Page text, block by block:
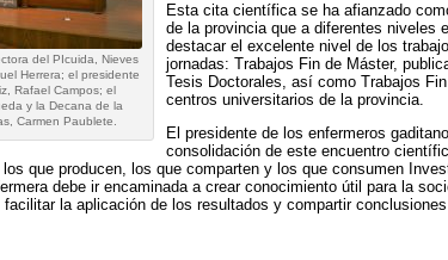
del PIcuida, Nieves
Herrera; el presidente
Rafael Campos; el
y la Decana de la
Carmen Paublete.
Esta cita científica se ha afianzado
de la provincia que a diferentes niveles
destacar el excelente nivel de los
jornadas: Trabajos Fin de Máster,
Tesis Doctorales, así como Trabajos
centros universitarios de la provincia.
El presidente de los enfermeros
consolidación de este encuentro
que producen, los que comparten y los que consumen
debe ir encaminada a crear conocimiento útil para la
la aplicación de los resultados y compartir